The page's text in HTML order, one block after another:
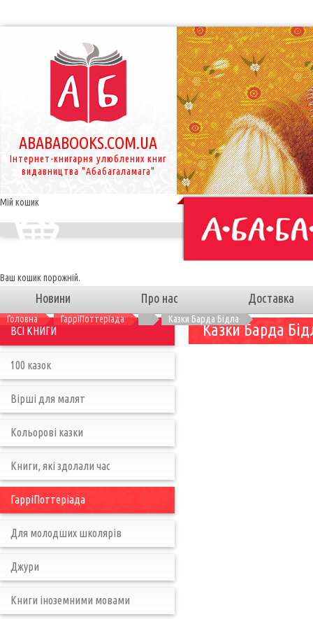
ABABABOOKS.COM.UA
Інтернет-книгарня улюблених книг
видавництва "Абабагаламага"
Мій кошик
Ваш кошик порожній.
Новини Про нас Доставка
Головна ГарріПоттеріада Казки Барда Бідла
Казки Барда
ВСІ КНИГИ
100 казок
Вірші для малят
Кольорові казки
Книги, які здолали час
ГарріПоттеріада
Для молодших школярів
Джури
Книги іноземними мовами